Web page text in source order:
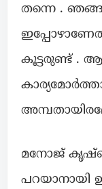
തന്നെ .
കൂട്ടരുണ്ട് . ആ
മനോജ്
പറയാനായി